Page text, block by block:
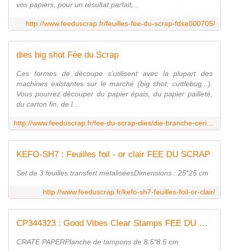
vos papiers, pour un résultat parfait,...
http://www.feeduscrap.fr/feuilles-fee-du-scrap-fdse000705/
dies big shot Fée du Scrap
Ces formes de découpe s'utilisent avec la plupart des
machines existantes sur le marché (big shot, cuttlebug...).
Vous pourrez découper du papier épais, du papier pailleté,
du carton fin, de l...
KEFO-SH7 : Feuilles foil - or clair FEE DU SCRAP
Set de 3 feuilles transfert métaliséesDimensions : 25*25 cm
http://www.feeduscrap.fr/kefo-sh7-feuilles-foil-or-clair/
CP344323 : Good Vibes Clear Stamps FEE DU SCRAP
CRATE PAPERPlanche de tampons de 8.5*8.5 cm